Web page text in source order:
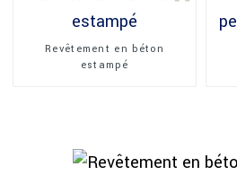
Revêtement en béton
estampé